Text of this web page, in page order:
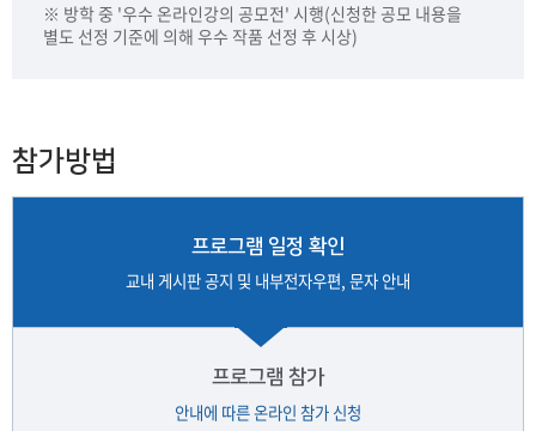
※ 방학 중 '우수 온라인강의 공모전' 시행(신청한 공모 내용을
별도 선정 기준에 의해 우수 작품 선정 후 시상)
참가방법
프로그램 일정 확인
교내 게시판 공지 및 내부전자우편, 문자 안내
프로그램 참가
안내에 따른 온라인 참가 신청